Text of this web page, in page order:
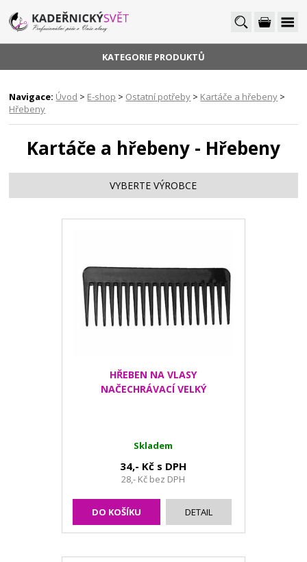
KATEGORIE PRODUKTŮ
Navigace: Úvod > E-shop > Ostatní potřeby > Kartáče a hřebeny >
Hřebeny
Kartáče a hřebeny - Hřebeny
VYBERTE VÝROBCE
HŘEBEN NA VLASY
NAČECHRÁVACÍ VELKÝ
Skladem
34,- Kč s DPH
28,- Kč bez DPH
DO KOŠÍKU DETAIL